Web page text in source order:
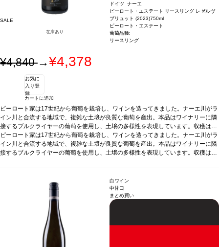
SALE
在庫あり
ドイツ ナーエ
ピーロート・エステート リースリング レゼルヴ
ブリュット (2023)750ml
ピーロート・エステート
葡萄品種:
リースリング
¥4,840→¥4,378
お気に
入り登
録
カートに追加
ピーロート家は17世紀から葡萄を栽培し、ワインを造ってきました。ナーエ川がラ
イン川と合流する地域で、複雑な土壌が良質な葡萄を産出。本品はワイナリーに隣
接するブルクライヤーの葡萄を使用し、土壌の多様性を表現しています。収穫は数
段階に分けて行い、葡萄を優しくプレスした後、上質な澱の上で6カ月間熟成させ
ています。上質な果実のアロマが漂う、調和がとれたリースリングです。テイステ
ィングノートしっかりとしたボディと骨格を持つ、美味しいスパークリング。フレ
格が同様の場合は自動的に次のヴィンテージに変更されます、ご了承ください。
ピーロート家は17世紀から葡萄を栽培し、ワインを造ってきました。ナーエ川がラ
イン川と合流する地域で、複雑な土壌が良質な葡萄を産出。本品はワイナリーに隣
接するブルクライヤーの葡萄を使用し、土壌の多様性を表現しています。収穫は数
しっかりとしたボディと骨格を持つ、美味しいスパークリング。フレ
ッシュな酸味を持ち、生き生きとした滑らかな泡が広がる。
葡萄品種リースリング
*本ヴィンテージが在庫切れの場合、在庫があり価
格が同様の場合は自動的に次のヴィンテージに変更されます、ご了承ください。
白ワイン
中甘口
まとめ買い